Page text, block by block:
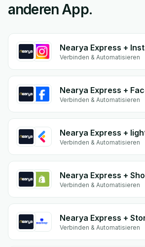
anderen App.
Verbinden & Automatisieren
Verbinden & Automatisieren
Nearya Express +
Verbinden & Automatisieren
Nearya Express +
Verbinden & Automatisieren
Nearya Express +
Verbinden & Automatisieren